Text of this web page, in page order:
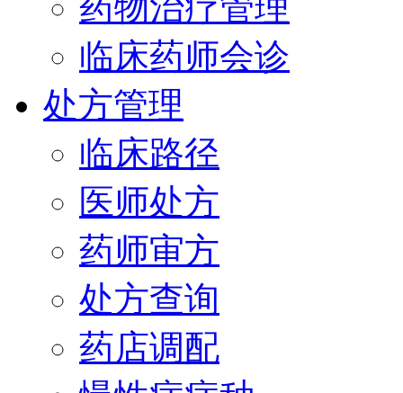
临床药师会诊
处方管理
临床路径
医师处方
药师审方
处方查询
药店调配